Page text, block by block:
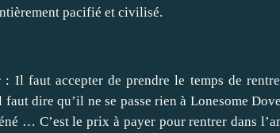
pacifié et civilisé.
: Il faut accepter de prendre le temps de
dire qu’il ne se passe rien à Lonesome
… C’est le prix à payer pour rentrer dans